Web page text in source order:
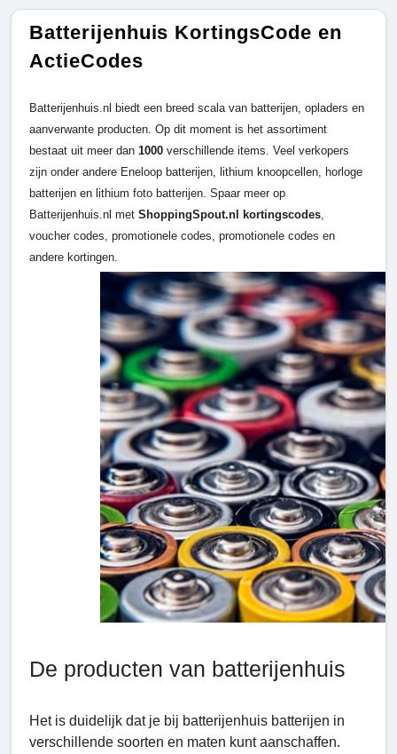
Batterijenhuis KortingsCode en
ActieCodes
Batterijenhuis.nl biedt een breed scala van batterijen, opladers en
aanverwante producten. Op dit moment is het assortiment
bestaat uit meer dan 1000 verschillende items. Veel verkopers
zijn onder andere Eneloop batterijen, lithium knoopcellen, horloge
batterijen en lithium foto batterijen. Spaar meer op
Batterijenhuis.nl met ShoppingSpout.nl kortingscodes,
voucher codes, promotionele codes, promotionele codes en
andere kortingen.
De producten van batterijenhuis
Het is duidelijk dat je bij batterijenhuis batterijen in
verschillende soorten en maten kunt aanschaffen.